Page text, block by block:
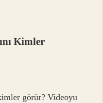
Kimler
görür? Videoyu